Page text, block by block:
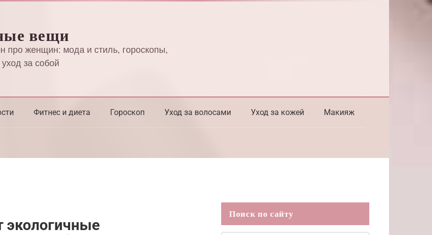
вещи
про женщин: мода и стиль, гороскопы,
за собой
Фитнес и диета Гороскоп Уход за волосами Уход за кожей Макияж
экологичные
Поиск по сайту